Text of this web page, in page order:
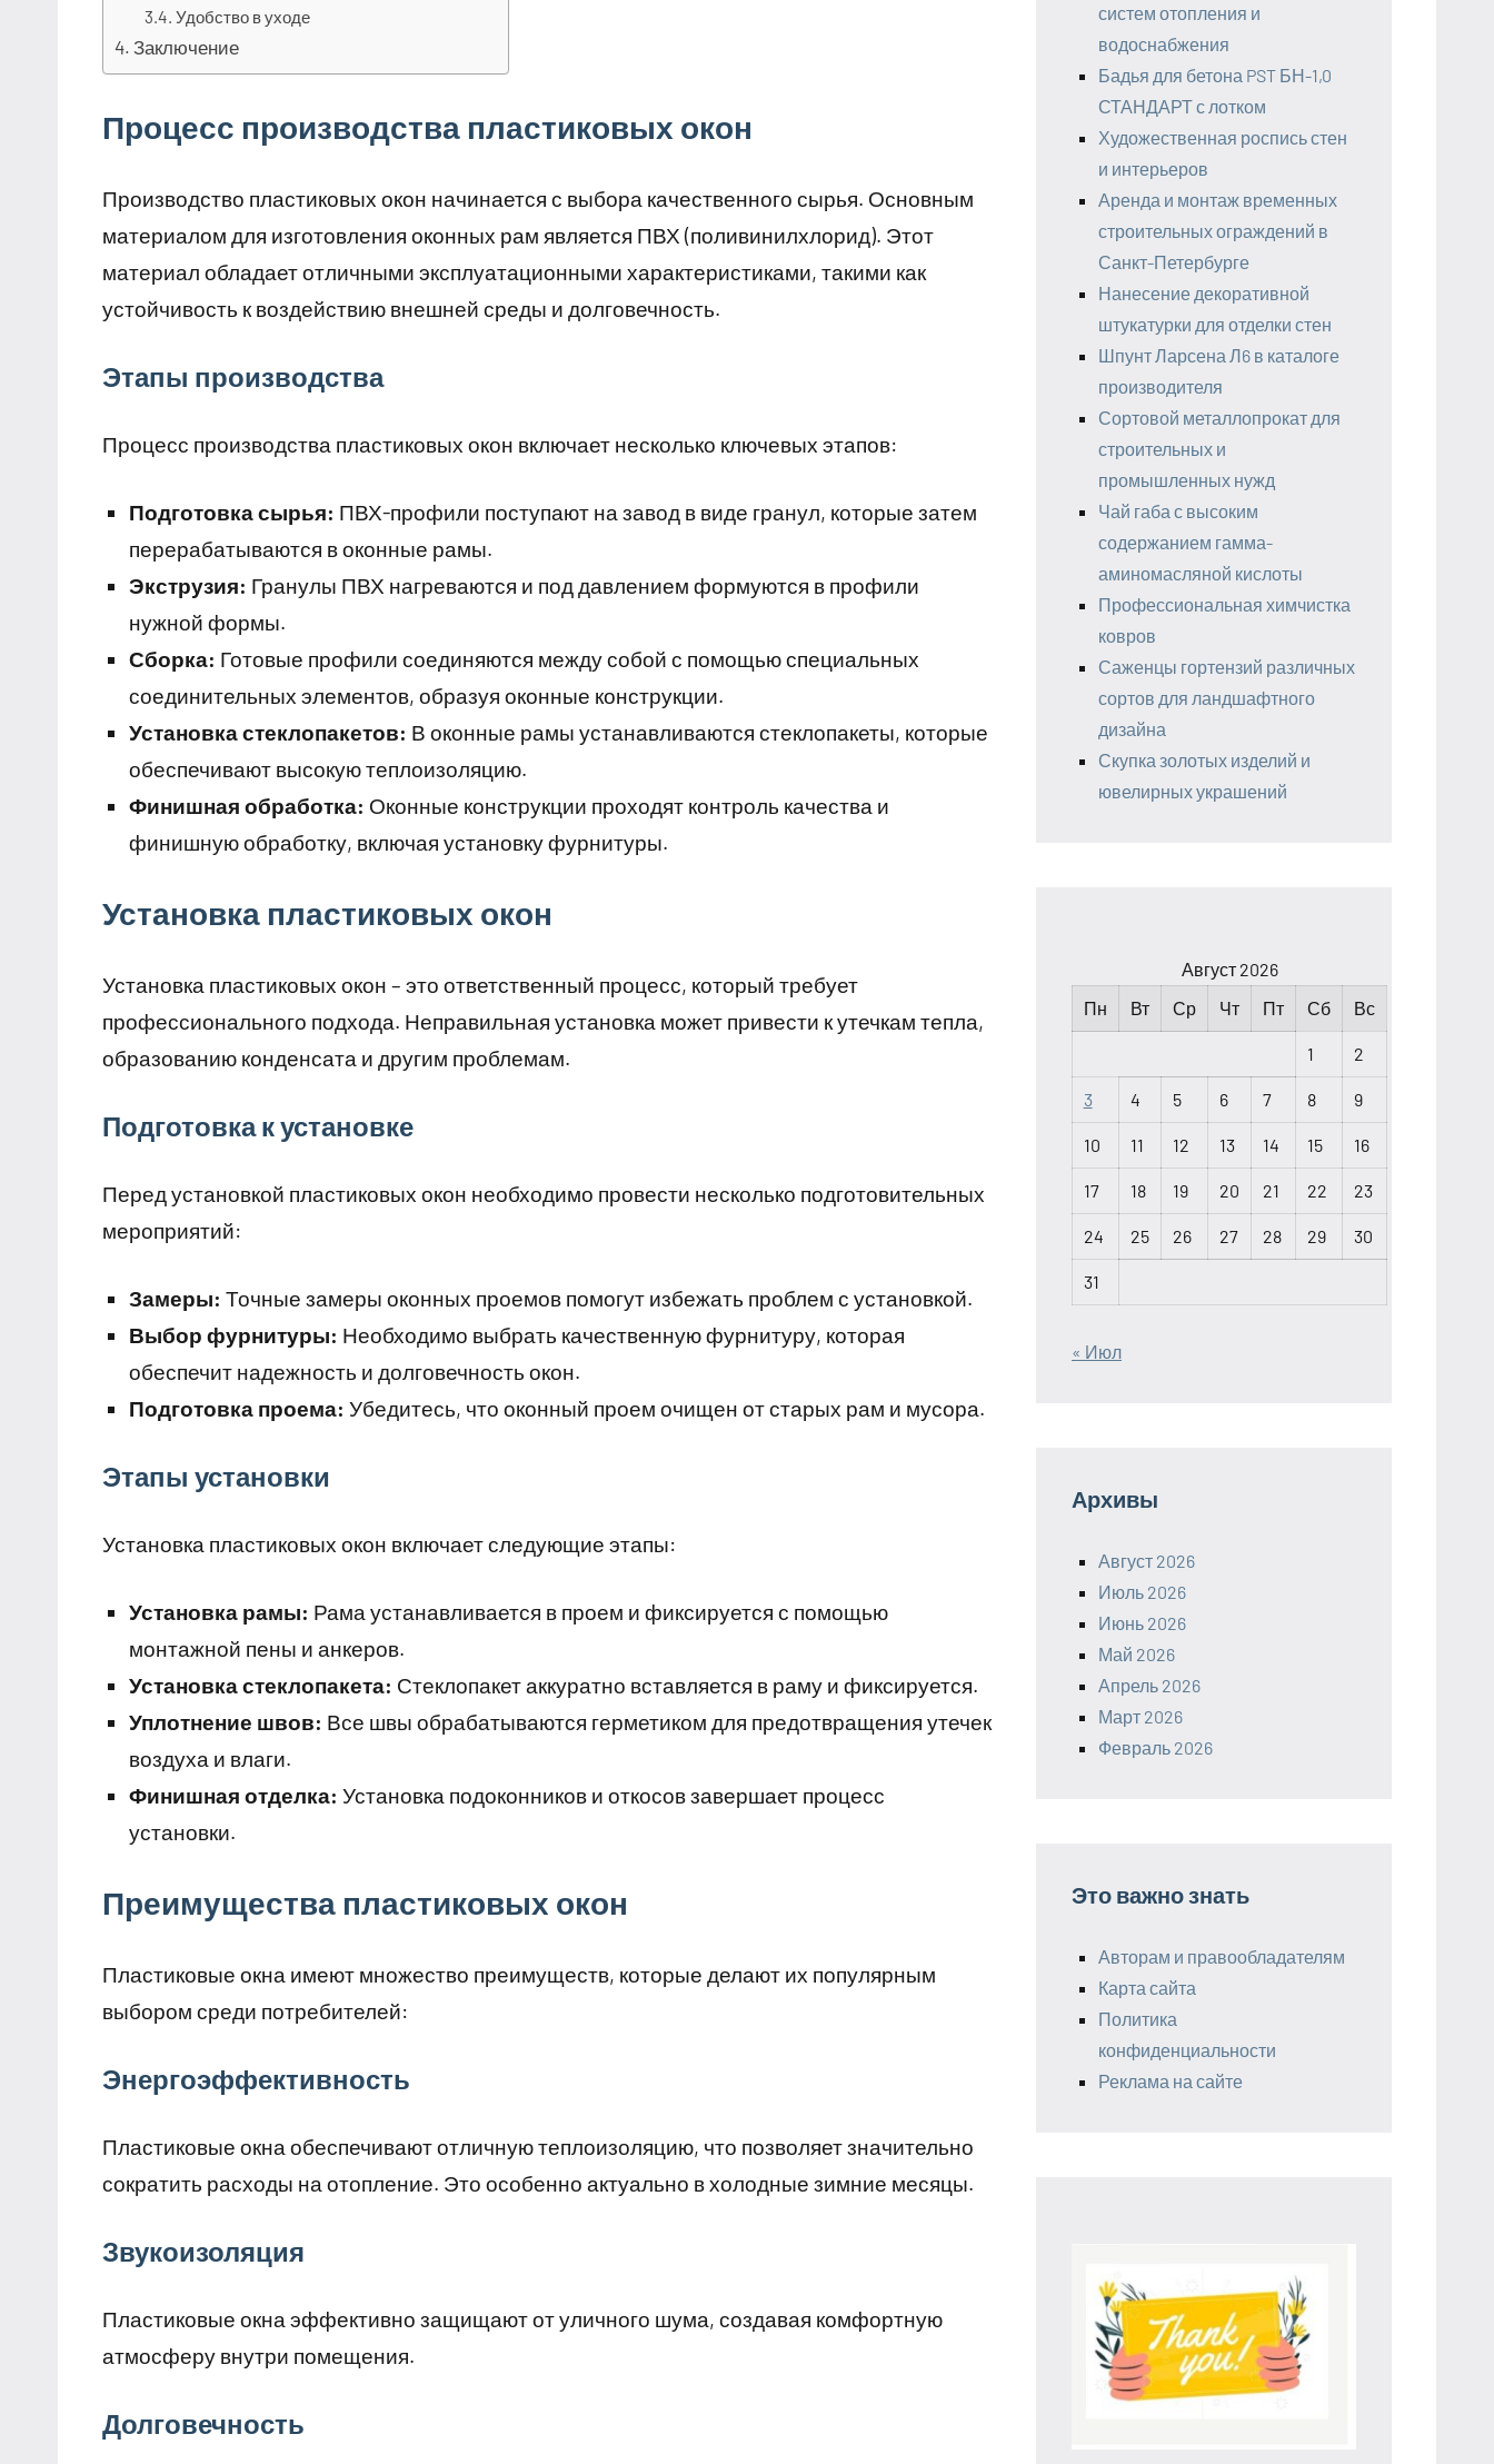
Удобство в уходе
Заключение
Процесс производства пластиковых окон
Производство пластиковых окон начинается с выбора качественного сырья. Основным
материалом для изготовления оконных рам является ПВХ (поливинилхлорид). Этот
материал обладает отличными эксплуатационными характеристиками, такими как
устойчивость к воздействию внешней среды и долговечность.
Этапы производства
Процесс производства пластиковых окон включает несколько ключевых этапов:
Подготовка сырья: ПВХ-профили поступают на завод в виде гранул, которые затем
перерабатываются в оконные рамы.
Экструзия: Гранулы ПВХ нагреваются и под давлением формуются в профили
нужной формы.
Сборка: Готовые профили соединяются между собой с помощью специальных
соединительных элементов, образуя оконные конструкции.
Установка стеклопакетов: В оконные рамы устанавливаются стеклопакеты, которые
обеспечивают высокую теплоизоляцию.
Финишная обработка: Оконные конструкции проходят контроль качества и
финишную обработку, включая установку фурнитуры.
Установка пластиковых окон
Установка пластиковых окон – это ответственный процесс, который требует
профессионального подхода. Неправильная установка может привести к утечкам тепла,
образованию конденсата и другим проблемам.
Подготовка к установке
Перед установкой пластиковых окон необходимо провести несколько подготовительных
мероприятий:
Замеры: Точные замеры оконных проемов помогут избежать проблем с установкой.
Выбор фурнитуры: Необходимо выбрать качественную фурнитуру, которая
обеспечит надежность и долговечность окон.
Подготовка проема: Убедитесь, что оконный проем очищен от старых рам и мусора.
Этапы установки
Установка пластиковых окон включает следующие этапы:
Установка рамы: Рама устанавливается в проем и фиксируется с помощью
монтажной пены и анкеров.
Установка стеклопакета: Стеклопакет аккуратно вставляется в раму и фиксируется.
Уплотнение швов: Все швы обрабатываются герметиком для предотвращения утечек
воздуха и влаги.
Финишная отделка: Установка подоконников и откосов завершает процесс
установки.
Преимущества пластиковых окон
Пластиковые окна имеют множество преимуществ, которые делают их популярным
выбором среди потребителей:
Энергоэффективность
Пластиковые окна обеспечивают отличную теплоизоляцию, что позволяет значительно
сократить расходы на отопление. Это особенно актуально в холодные зимние месяцы.
Звукоизоляция
Пластиковые окна эффективно защищают от уличного шума, создавая комфортную
атмосферу внутри помещения.
Долговечность
систем отопления и
водоснабжения
Бадья для бетона PST БН-1,0
СТАНДАРТ с лотком
Художественная роспись стен
и интерьеров
Аренда и монтаж временных
строительных ограждений в
Санкт-Петербурге
Нанесение декоративной
штукатурки для отделки стен
Шпунт Ларсена Л6 в каталоге
производителя
Сортовой металлопрокат для
строительных и
промышленных нужд
Чай габа с высоким
содержанием гамма-
аминомасляной кислоты
Профессиональная химчистка
ковров
Саженцы гортензий различных
сортов для ландшафтного
дизайна
Скупка золотых изделий и
ювелирных украшений
Август 2026
Пн
Вт Ср Чт Пт Сб Вс
1 2
3 4 5 6 7 8 9
10 11 12 13 14 15 16
17 18 19 20 21 22 23
24 25 26 27 28 29 30
31
« Июл
Архивы
Август 2026
Июль 2026
Июнь 2026
Май 2026
Апрель 2026
Март 2026
Февраль 2026
Это важно знать
Авторам и правообладателям
Карта сайта
Политика
конфиденциальности
Реклама на сайте